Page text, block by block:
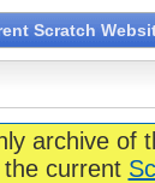
Scratch
archive of
current